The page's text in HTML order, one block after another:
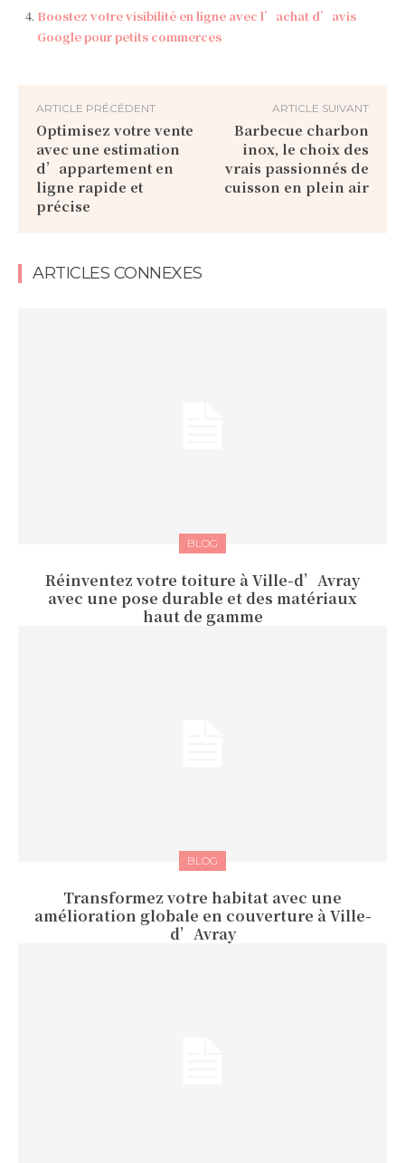
Boostez votre visibilité en ligne avec l’achat d’avis
Google pour petits commerces
ARTICLE PRÉCÉDENT
Optimisez votre vente
avec une estimation
d’appartement en
ligne rapide et
précise
ARTICLE SUIVANT
Barbecue charbon
inox, le choix des
vrais passionnés de
cuisson en plein air
ARTICLES CONNEXES
BLOG
Réinventez votre toiture à Ville-d’Avray
avec une pose durable et des matériaux
haut de gamme
BLOG
Transformez votre habitat avec une
amélioration globale en couverture à Ville-
d’Avray